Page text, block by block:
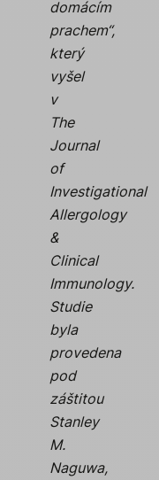
domácím
prachem“,
který
vyšel
v
The
Journal
of
Investigational
Allergology
&
Clinical
Immunology.
Studie
byla
provedena
pod
záštitou
Stanley
M.
Naguwa,